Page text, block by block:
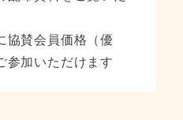
協賛会員価格（優
参加いただけます